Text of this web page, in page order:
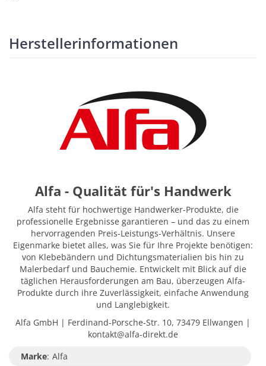
Herstellerinformationen
Alfa - Qualität für's Handwerk
Alfa steht für hochwertige Handwerker-Produkte, die
professionelle Ergebnisse garantieren – und das zu einem
hervorragenden Preis-Leistungs-Verhältnis. Unsere
Eigenmarke bietet alles, was Sie für Ihre Projekte benötigen:
von Klebebändern und Dichtungsmaterialien bis hin zu
Malerbedarf und Bauchemie. Entwickelt mit Blick auf die
täglichen Herausforderungen am Bau, überzeugen Alfa-
Produkte durch ihre Zuverlässigkeit, einfache Anwendung
und Langlebigkeit.
Alfa GmbH | Ferdinand-Porsche-Str. 10, 73479 Ellwangen |
kontakt@alfa-direkt.de
Marke: Alfa